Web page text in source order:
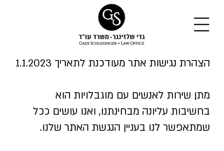
הצהרת נגישות אתר מעודכנת לתאריך 1.1.2023
מתן שירות לאנשים עם מוגבלויות הוא
בחשיבות עליונה מבחינתנו, ואנו עושים ככל
שמתאפשר לנו בעניין הנגשת האתר שלנו.